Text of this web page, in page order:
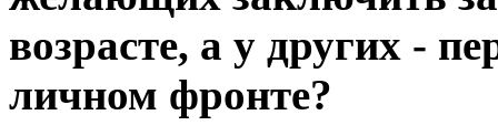
возрасте, а у других -
личном фронте?